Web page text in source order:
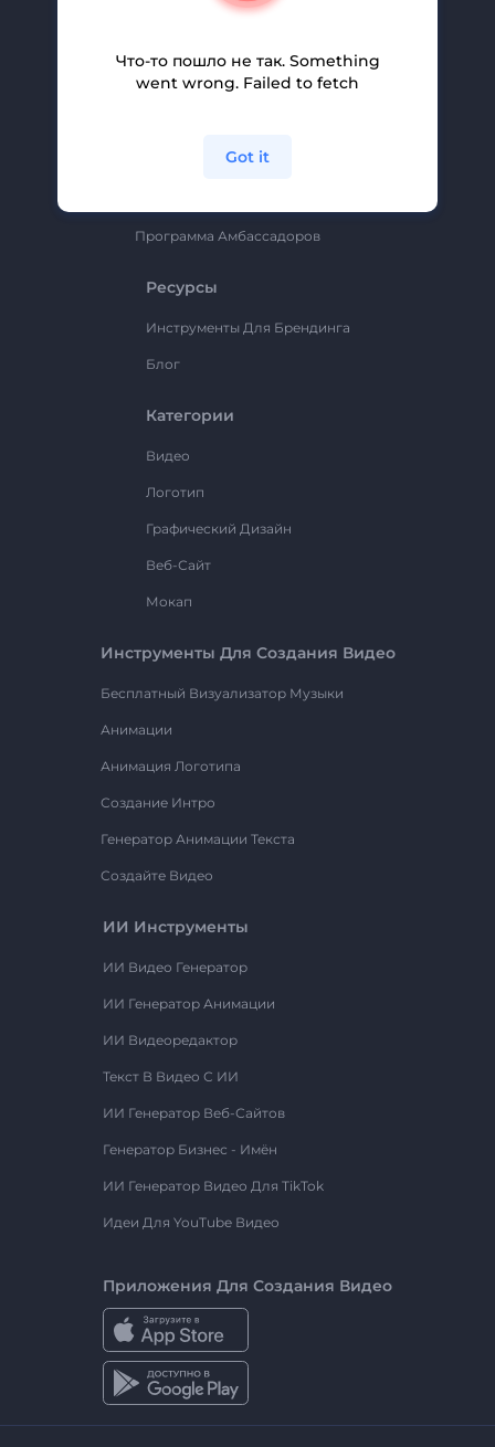
Помощь И Поддержка
Партнерская Программа
Политика Конфиденциальности
Программа Амбассадоров
Ресурсы
Инструменты Для Брендинга
Блог
Категории
Видео
Логотип
Графический Дизайн
Веб-Сайт
Мокап
Инструменты Для Создания Видео
Бесплатный Визуализатор Музыки
Анимации
Анимация Логотипа
Создание Интро
Генератор Анимации Текста
Создайте Видео
ИИ Инструменты
ИИ Видео Генератор
ИИ Генератор Анимации
ИИ Видеоредактор
Текст В Видео С ИИ
ИИ Генератор Веб-Сайтов
Генератор Бизнес - Имён
ИИ Генератор Видео Для TikTok
Идеи Для YouTube Видео
Приложения Для Создания Видео
Что-то пошло не так. Something
went wrong. Failed to fetch
Got it